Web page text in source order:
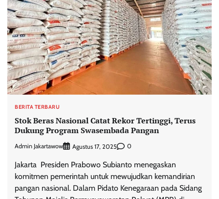
BERITA TERBARU
Stok Beras Nasional Catat Rekor Tertinggi, Terus
Dukung Program Swasembada Pangan
Admin Jakartawow Agustus 17, 2025 0
Jakarta  Presiden Prabowo Subianto menegaskan
komitmen pemerintah untuk mewujudkan kemandirian
pangan nasional. Dalam Pidato Kenegaraan pada Sidang